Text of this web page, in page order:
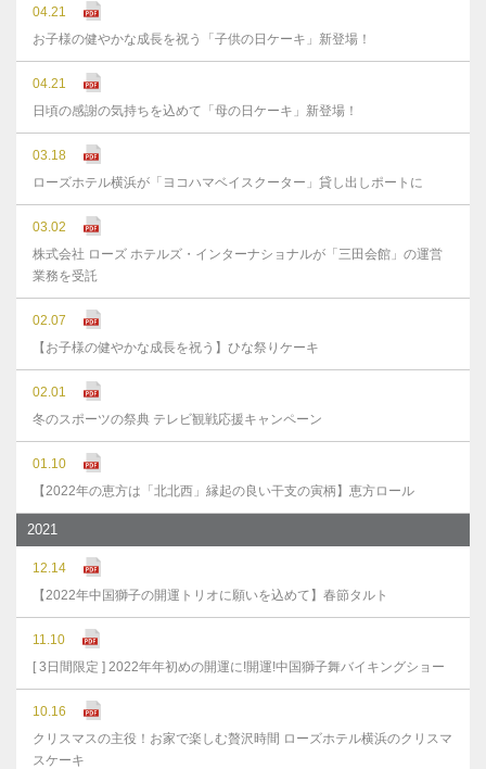
04.21
お子様の健やかな成長を祝う「子供の日ケーキ」新登場！
04.21
日頃の感謝の気持ちを込めて「母の日ケーキ」新登場！
03.18
ローズホテル横浜が「ヨコハマベイスクーター」貸し出しポートに
03.02
株式会社 ローズ ホテルズ・インターナショナルが「三田会館」の運営
業務を受託
02.07
【お子様の健やかな成長を祝う】ひな祭りケーキ
02.01
冬のスポーツの祭典 テレビ観戦応援キャンペーン
01.10
【2022年の恵方は「北北西」縁起の良い干支の寅柄】恵方ロール
2021
12.14
【2022年中国獅子の開運トリオに願いを込めて】春節タルト
11.10
[ 3日間限定 ] 2022年年初めの開運に!開運!中国獅子舞バイキングショー
10.16
クリスマスの主役！お家で楽しむ贅沢時間 ローズホテル横浜のクリスマ
スケーキ